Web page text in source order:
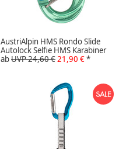
AustriAlpin HMS Rondo Slide
Autolock Selfie HMS Karabiner
abUVP 24,60 € 21,90 €*